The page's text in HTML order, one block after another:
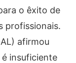
o êxito de
profissionais.
afirmou
insuficiente